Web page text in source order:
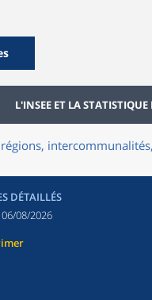
L'INSEE ET LA
DÉTAILLÉS
06/08/2026